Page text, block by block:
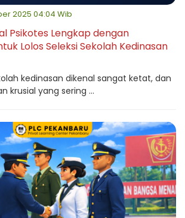
2025 04:04 Wib
Psikotes Lengkap dengan
Lolos Seleksi Sekolah Kedinasan
kedinasan dikenal sangat ketat, dan
krusial yang sering ...